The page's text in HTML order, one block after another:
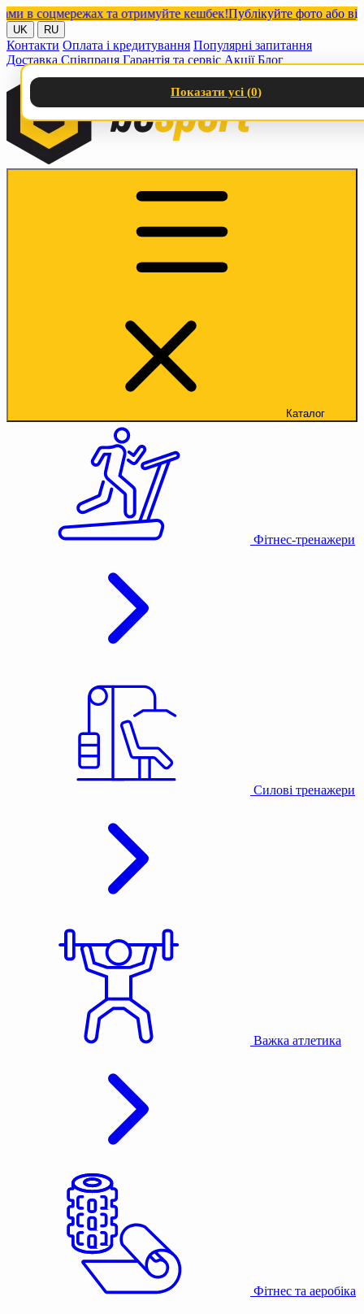
соцмережах та отримуйте кешбек!Публікуйте фото або відео
UK RU
Контакти Оплата і кредитування Популярні запитання
Доставка Співпраця Гарантія та сервіс Акції Блог
Каталог
Фітнес-тренажери
Силові тренажери
Важка атлетика
Фітнес та аеробіка
Показати усі (0)